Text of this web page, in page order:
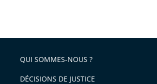
arriver
après
l'article
pour
QUI SOMMES-NOUS ?
DÉCISIONS DE JUSTICE